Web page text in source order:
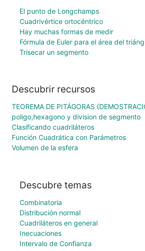
El punto de Longchamps
Cuadrivértice ortocéntrico
Hay muchas formas de medir
Fórmula de Euler para el área del
Trisecar un segmento
Descubrir recursos
poligo,hexagono y division de segmento
Clasificando cuadriláteros
Función Cuadrática con Parámetros
Volumen de la esfera
Descubre temas
Combinatoria
Distribución normal
Cuadriláteros en general
Inecuaciones
Intervalo de Confianza